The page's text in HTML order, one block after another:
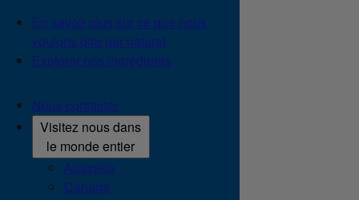
En savoir plus sur ce que nous
voulons dire par naturel
Explorer nos ingrédients
Nous contacter
Visitez nous dans
le monde entier
Australia
Canada